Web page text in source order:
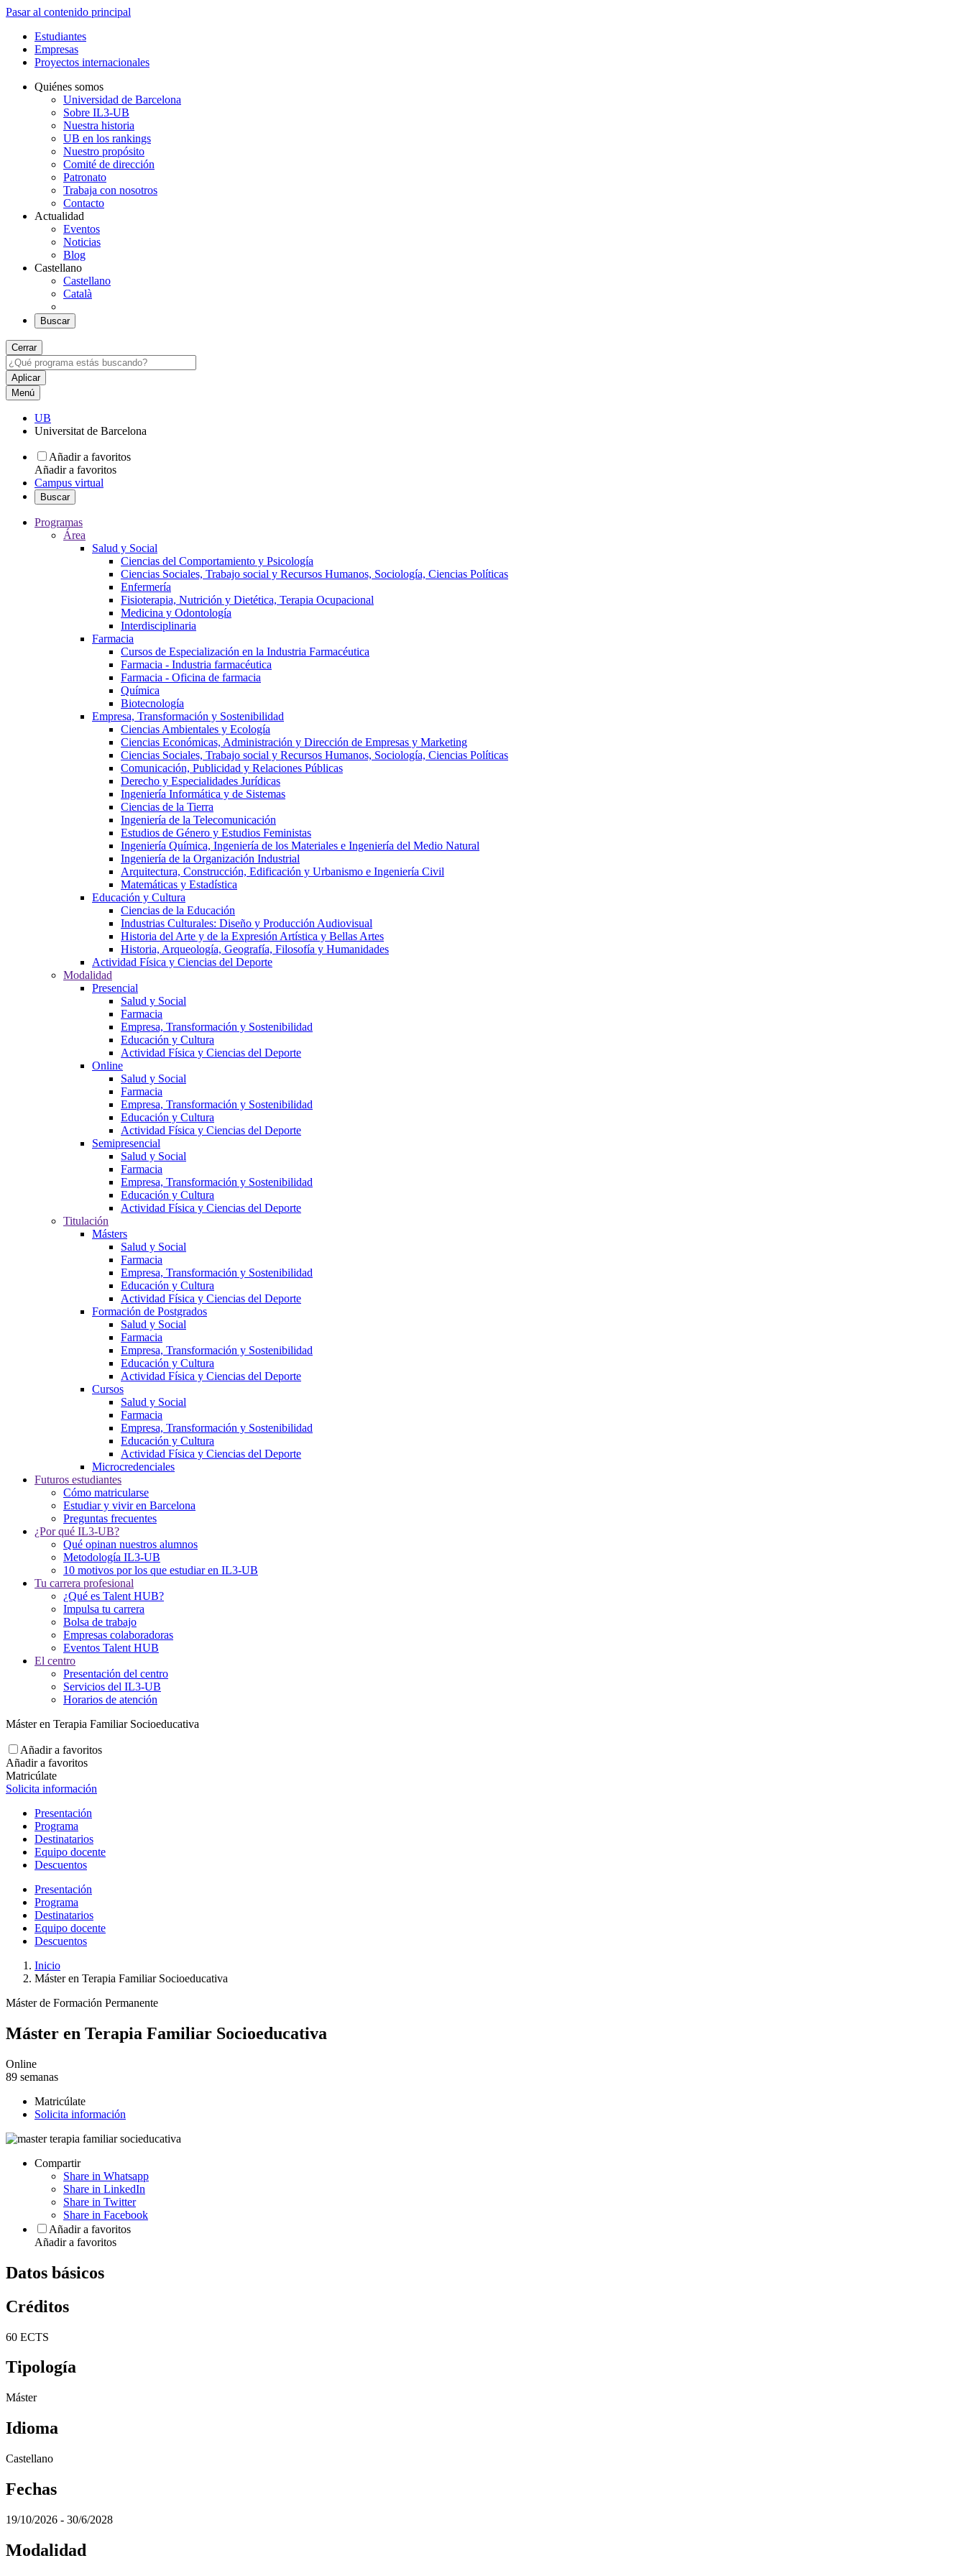
Pasar al contenido principal
Estudiantes
Empresas
Proyectos internacionales
Quiénes somos
Universidad de Barcelona
Sobre IL3-UB
Nuestra historia
UB en los rankings
Nuestro propósito
Comité de dirección
Patronato
Trabaja con nosotros
Contacto
Actualidad
Eventos
Noticias
Blog
Castellano
Castellano
Català
Buscar
Cerrar
Menú
UB
Universitat de Barcelona
Añadir a favoritos
Añadir a favoritos
Campus virtual
Buscar
Programas
Área
Salud y Social
Ciencias del Comportamiento y Psicología
Ciencias Sociales, Trabajo social y Recursos Humanos, Sociología, Ciencias Políticas
Enfermería
Fisioterapia, Nutrición y Dietética, Terapia Ocupacional
Medicina y Odontología
Interdisciplinaria
Farmacia
Cursos de Especialización en la Industria Farmacéutica
Farmacia - Industria farmacéutica
Farmacia - Oficina de farmacia
Química
Biotecnología
Empresa, Transformación y Sostenibilidad
Ciencias Ambientales y Ecología
Ciencias Económicas, Administración y Dirección de Empresas y Marketing
Ciencias Sociales, Trabajo social y Recursos Humanos, Sociología, Ciencias Políticas
Comunicación, Publicidad y Relaciones Públicas
Derecho y Especialidades Jurídicas
Ingeniería Informática y de Sistemas
Ciencias de la Tierra
Ingeniería de la Telecomunicación
Estudios de Género y Estudios Feministas
Ingeniería Química, Ingeniería de los Materiales e Ingeniería del Medio Natural
Ingeniería de la Organización Industrial
Arquitectura, Construcción, Edificación y Urbanismo e Ingeniería Civil
Matemáticas y Estadística
Educación y Cultura
Ciencias de la Educación
Industrias Culturales: Diseño y Producción Audiovisual
Historia del Arte y de la Expresión Artística y Bellas Artes
Historia, Arqueología, Geografía, Filosofía y Humanidades
Actividad Física y Ciencias del Deporte
Modalidad
Presencial
Salud y Social
Farmacia
Empresa, Transformación y Sostenibilidad
Educación y Cultura
Actividad Física y Ciencias del Deporte
Online
Salud y Social
Farmacia
Empresa, Transformación y Sostenibilidad
Educación y Cultura
Actividad Física y Ciencias del Deporte
Semipresencial
Salud y Social
Farmacia
Empresa, Transformación y Sostenibilidad
Educación y Cultura
Actividad Física y Ciencias del Deporte
Titulación
Másters
Salud y Social
Farmacia
Empresa, Transformación y Sostenibilidad
Educación y Cultura
Actividad Física y Ciencias del Deporte
Formación de Postgrados
Salud y Social
Farmacia
Empresa, Transformación y Sostenibilidad
Educación y Cultura
Actividad Física y Ciencias del Deporte
Cursos
Salud y Social
Farmacia
Empresa, Transformación y Sostenibilidad
Educación y Cultura
Actividad Física y Ciencias del Deporte
Microcredenciales
Futuros estudiantes
Cómo matricularse
Estudiar y vivir en Barcelona
Preguntas frecuentes
¿Por qué IL3-UB?
Qué opinan nuestros alumnos
Metodología IL3-UB
10 motivos por los que estudiar en IL3-UB
Tu carrera profesional
¿Qué es Talent HUB?
Impulsa tu carrera
Bolsa de trabajo
Empresas colaboradoras
Eventos Talent HUB
El centro
Presentación del centro
Servicios del IL3-UB
Horarios de atención
Máster en Terapia Familiar Socioeducativa
Añadir a favoritos
Añadir a favoritos
Matricúlate
Solicita información
Presentación
Programa
Destinatarios
Equipo docente
Descuentos
Presentación
Programa
Destinatarios
Equipo docente
Descuentos
Inicio
Máster en Terapia Familiar Socioeducativa
Máster de Formación Permanente
Máster en Terapia Familiar Socioeducativa
Online
89 semanas
Matricúlate
Solicita información
Compartir
Share in Whatsapp
Share in LinkedIn
Share in Twitter
Share in Facebook
Añadir a favoritos
Añadir a favoritos
Datos básicos
Créditos
60 ECTS
Tipología
Máster
Idioma
Castellano
Fechas
19/10/2026 - 30/6/2028
Modalidad